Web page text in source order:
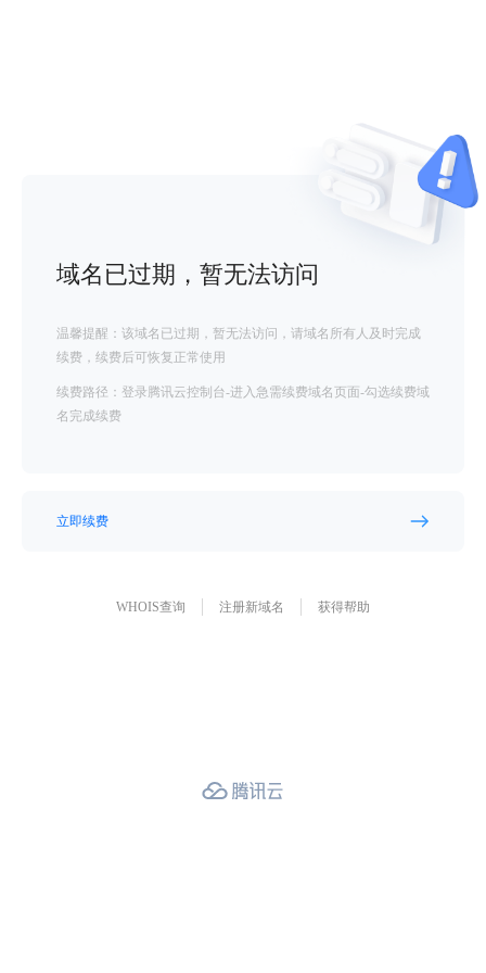
域名已过期，暂无法访问
温馨提醒：该域名已过期，暂无法访问，请域名所有人及时完成
续费，续费后可恢复正常使用
续费路径：登录腾讯云控制台-进入急需续费域名页面-勾选续费域
名完成续费
立即续费
WHOIS查询 注册新域名 获得帮助